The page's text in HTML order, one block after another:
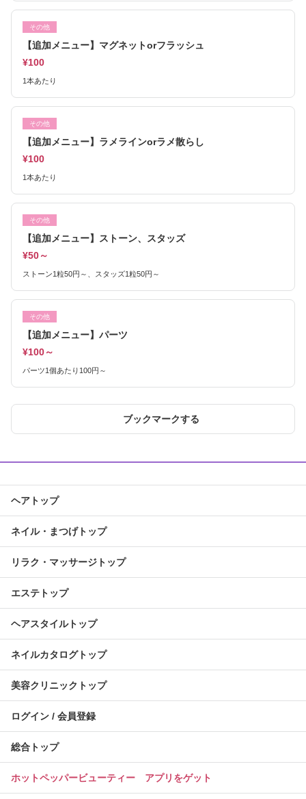
その他
【追加メニュー】マグネットorフラッシュ
¥100
1本あたり
その他
【追加メニュー】ラメラインorラメ散らし
¥100
1本あたり
その他
【追加メニュー】ストーン、スタッズ
¥50～
ストーン1粒50円～、スタッズ1粒50円～
その他
【追加メニュー】パーツ
¥100～
パーツ1個あたり100円～
ブックマークする
ヘアトップ
ネイル・まつげトップ
リラク・マッサージトップ
エステトップ
ヘアスタイルトップ
ネイルカタログトップ
美容クリニックトップ
ログイン / 会員登録
総合トップ
ホットペッパービューティー アプリをゲット